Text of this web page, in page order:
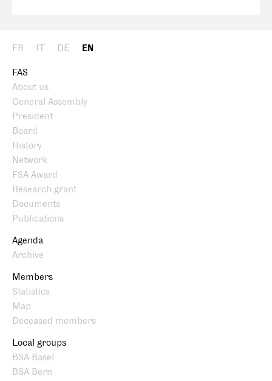
FR IT DE EN
FAS
About us
General Assembly
President
Board
History
Network
FSA Award
Research grant
Documents
Publications
Agenda
Archive
Members
Statistics
Map
Deceased members
Local groups
BSA Basel
BSA Bern